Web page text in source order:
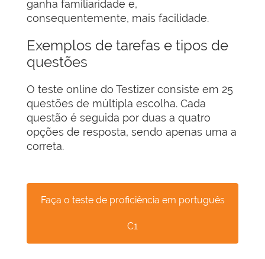
ganha familiaridade e,
consequentemente, mais facilidade.
Exemplos de tarefas e tipos de
questões
O teste online do Testizer consiste em 25
questões de múltipla escolha. Cada
questão é seguida por duas a quatro
opções de resposta, sendo apenas uma a
correta.
Faça o teste de proficiência em português
C1